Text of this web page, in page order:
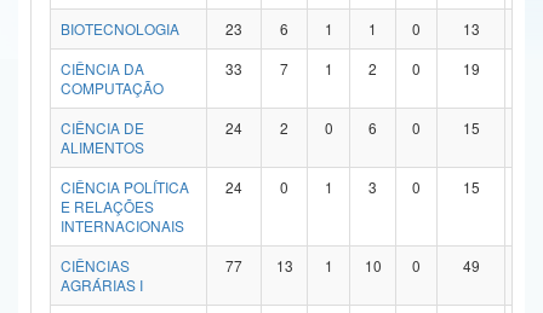
Advocacia-Geral da União
Banco Central do Brasil
BIOTECNOLOGIA
23 6 1 1 0 13
CIÊNCIA DA
COMPUTAÇÃO
33 7 1 2 0 19
CIÊNCIA DE
ALIMENTOS
24 2 0 6 0 15
CIÊNCIA POLÍTICA
E RELAÇÕES
INTERNACIONAIS
24 0 1 3 0 15
CIÊNCIAS
AGRÁRIAS I
77 13 1 10 0 49